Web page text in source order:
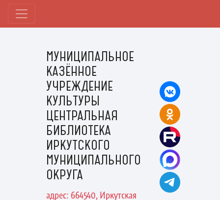
МУНИЦИПАЛЬНОЕ
КАЗЁННОЕ
УЧРЕЖДЕНИЕ
КУЛЬТУРЫ
ЦЕНТРАЛЬНАЯ
БИБЛИОТЕКА
ИРКУТСКОГО
МУНИЦИПАЛЬНОГО
ОКРУГА
адрес: 664540, Иркутская